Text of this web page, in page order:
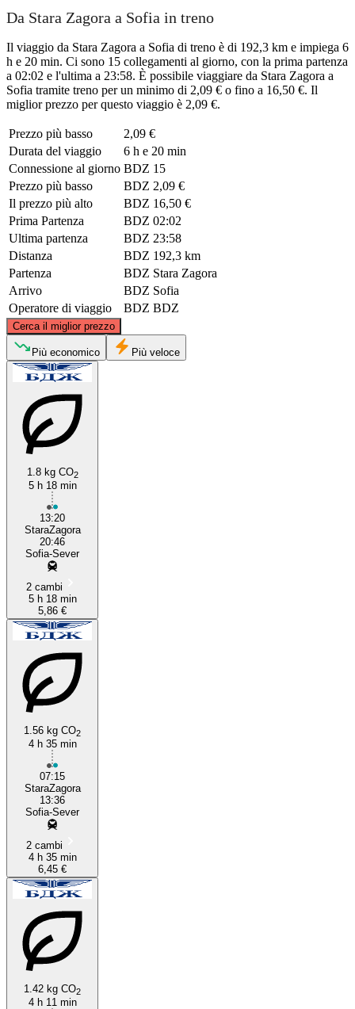
Da Stara Zagora a Sofia in treno
Il viaggio da Stara Zagora a Sofia di treno è di 192,3 km e impiega 6
h e 20 min. Ci sono 15 collegamenti al giorno, con la prima partenza
a 02:02 e l'ultima a 23:58. È possibile viaggiare da Stara Zagora a
Sofia tramite treno per un minimo di 2,09 € o fino a 16,50 €. Il
miglior prezzo per questo viaggio è 2,09 €.
Prezzo più basso
2,09 €
Durata del viaggio
6 h e 20 min
Connessione al giorno BDZ 15
Prezzo più basso
BDZ 2,09 €
Il prezzo più alto
BDZ 16,50 €
Prima Partenza
BDZ 02:02
Ultima partenza
BDZ 23:58
Distanza
BDZ 192,3 km
Partenza
BDZ Stara Zagora
Arrivo
BDZ Sofia
Operatore di viaggio
BDZ BDZ
Cerca il miglior prezzo
Sofia
Più economico Più veloce
1.8 kg CO2
5 h 18 min
13:20
StaraZagora
20:46
Sofia-Sever
2 cambi
5 h 18 min
5,86 €
1.56 kg CO2
4 h 35 min
07:15
StaraZagora
13:36
Sofia-Sever
2 cambi
4 h 35 min
6,45 €
1.42 kg CO2
4 h 11 min